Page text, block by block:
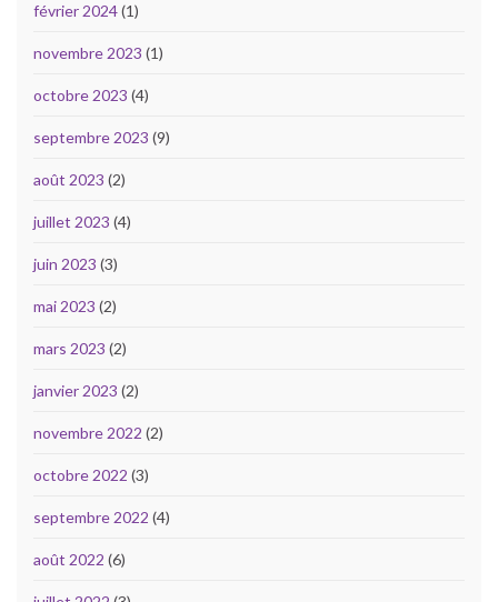
février 2024(1)
novembre 2023 (1)
octobre 2023 (4)
septembre 2023 (9)
août 2023 (2)
juillet 2023 (4)
juin 2023 (3)
mai 2023 (2)
mars 2023 (2)
janvier 2023 (2)
novembre 2022 (2)
octobre 2022 (3)
septembre 2022 (4)
août 2022 (6)